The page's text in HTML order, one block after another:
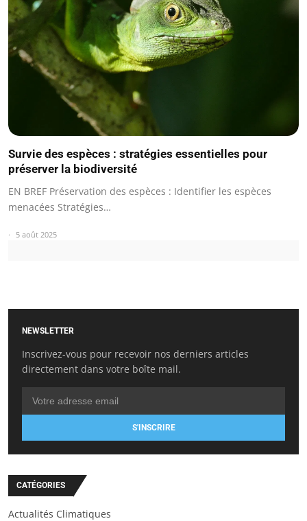
Survie des espèces : stratégies essentielles pour
préserver la biodiversité
EN BREF Préservation des espèces : Identifier les espèces
menacées Stratégies…
5 août 2025
NEWSLETTER
Inscrivez-vous pour recevoir nos derniers articles
directement dans votre boîte mail.
S'INSCRIRE
CATÉGORIES
Actualités Climatiques